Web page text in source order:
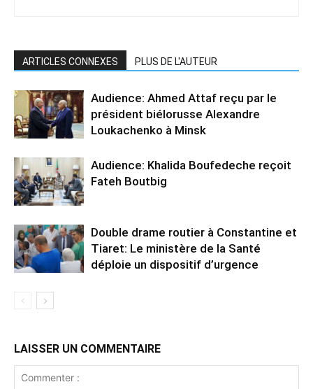
ARTICLES CONNEXES PLUS DE L'AUTEUR
Audience: Ahmed Attaf reçu par le
président biélorusse Alexandre
Loukachenko à Minsk
Audience: Khalida Boufedeche reçoit
Fateh Boutbig
Double drame routier à Constantine et
Tiaret: Le ministère de la Santé
déploie un dispositif d’urgence
LAISSER UN COMMENTAIRE